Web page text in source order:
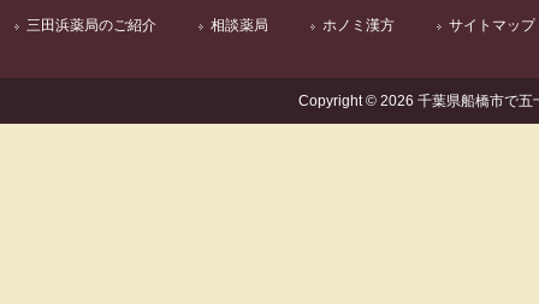
三田浜薬局のご紹介 相談薬局 ホノミ漢方 サイトマップ
Copyright © 2026 千葉県船橋市で五